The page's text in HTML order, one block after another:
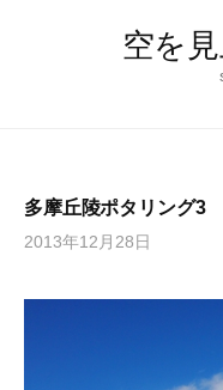
空を
多摩丘陵ポタリング3
2013年12月28日